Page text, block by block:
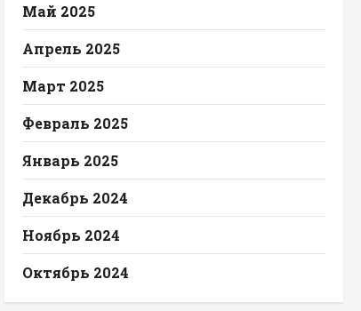
Май 2025
Апрель 2025
Март 2025
Февраль 2025
Январь 2025
Декабрь 2024
Ноябрь 2024
Октябрь 2024